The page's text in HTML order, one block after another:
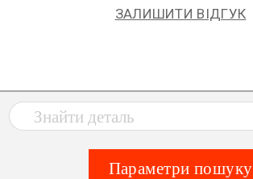
ЗАЛИШИТИ ВІДГУК
Параметри пошуку